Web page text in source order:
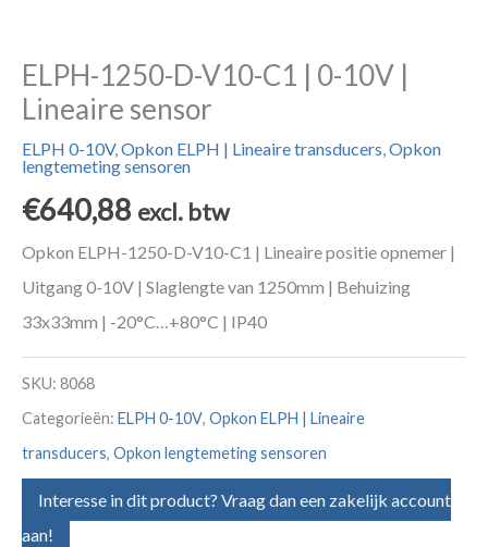
ELPH-1250-D-V10-C1 | 0-10V |
Lineaire sensor
ELPH 0-10V,Opkon ELPH | Lineaire transducers,Opkon
lengtemeting sensoren
€640,88 excl. btw
Opkon ELPH-1250-D-V10-C1 | Lineaire positie opnemer |
Uitgang 0-10V | Slaglengte van 1250mm | Behuizing
33x33mm | -20°C…+80°C | IP40
SKU: 8068
Categorieën: ELPH 0-10V, Opkon ELPH | Lineaire
transducers, Opkon lengtemeting sensoren
Interesse in dit product? Vraag dan een zakelijk account
aan!